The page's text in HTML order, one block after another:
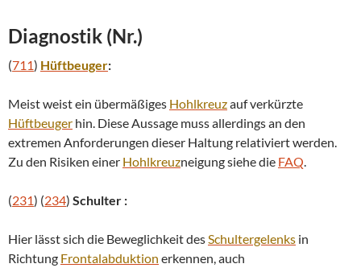
Diagnostik (Nr.)
(711) Hüftbeuger:
Meist weist ein übermäßiges Hohlkreuzauf verkürzte
Hüftbeuger hin. Diese Aussage muss allerdings an den
extremen Anforderungen dieser Haltung relativiert werden.
Zu den Risiken einer Hohlkreuzneigung siehe die FAQ.
(231) (234) Schulter :
Hier lässt sich die Beweglichkeit desSchultergelenks in
Richtung Frontalabduktion erkennen, auch